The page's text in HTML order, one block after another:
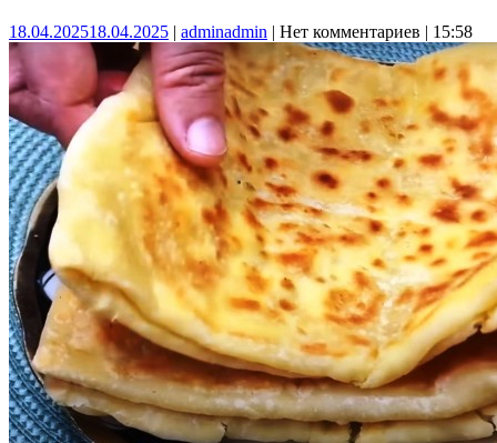
18.04.202518.04.2025 | adminadmin | Нет комментариев | 15:58